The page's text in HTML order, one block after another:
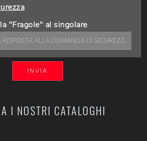
I NOSTRI CATALOGHI
"Fragole" al singolare
INVIA